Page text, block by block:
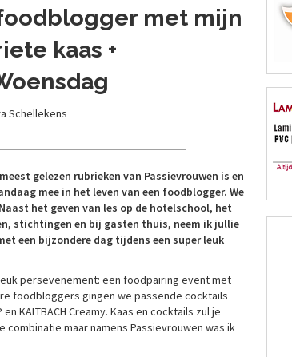
met mijn
kaas +
Schellekens
gelezen rubrieken van Passievrouwen is en
mee in het leven van een foodblogger. We
het geven van les op de hotelschool, het
stichtingen en bij gasten thuis, neem ik jullie
een bijzondere dag tijdens een super leuk
persevenement: een foodpairing event met
foodbloggers gingen we passende cocktails
KALTBACH Creamy. Kaas en cocktails zul je
maar namens Passievrouwen was ik